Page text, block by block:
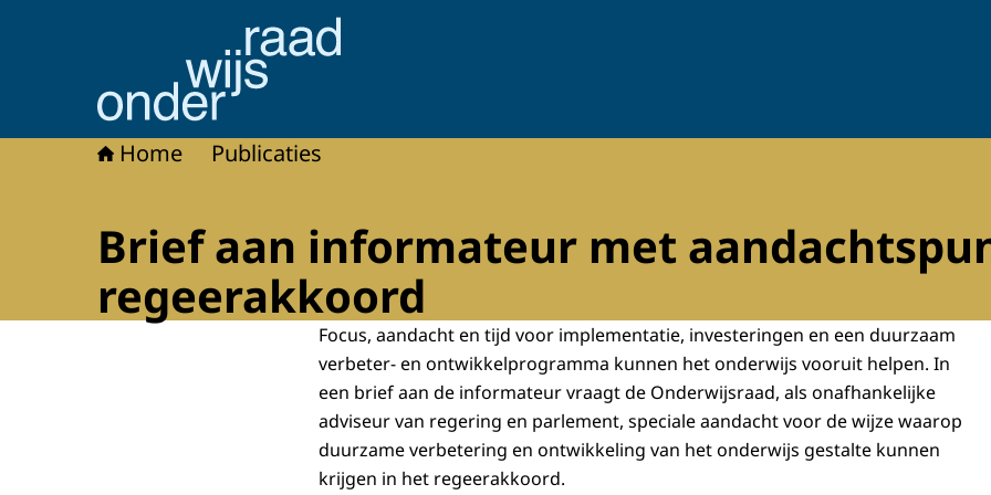
Naar de homepage van Onderwijsraad
Home Publicaties
Brief aan informateur met
regeerakkoord
Focus, aandacht en tijd voor implementatie, investeringen en een duurzaam
verbeter- en ontwikkelprogramma kunnen het onderwijs vooruit helpen. In
een brief aan de informateur vraagt de Onderwijsraad, als onafhankelijke
adviseur van regering en parlement, speciale aandacht voor de wijze waarop
duurzame verbetering en ontwikkeling van het onderwijs gestalte kunnen
krijgen in het regeerakkoord.